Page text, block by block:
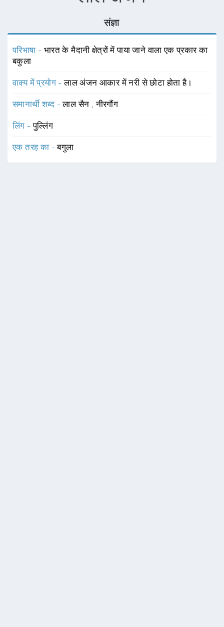
संज्ञा
परिभाषा - भारत के मैदानी क्षेत्रों में पाया जाने वाला एक प्रकार का
बकुला
वाक्य में प्रयोग -लाल अंजन आकार में नरी से छोटा होता है।
समानार्थी शब्द -लाल सैन ,नीरगौंग
लिंग -पुल्लिंग
एक तरह का -बगुला